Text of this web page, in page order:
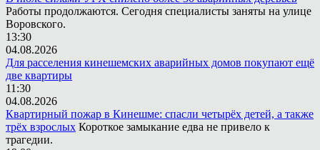
Работы продолжаются. Сегодня специалисты заняты на улице
Воровского.
13:30
04.08.2026
Для расселения кинешемских аварийных домов покупают ещё
две квартиры
11:30
04.08.2026
Квартирный пожар в Кинешме: спасли четырёх детей, а также
трёх взрослых Короткое замыкание едва не привело к
трагедии.